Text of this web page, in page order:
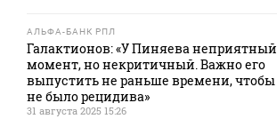
АЛЬФА-БАНК РПЛ
Галактионов: «У Пиняева неприятный
момент, но некритичный. Важно его
выпустить не раньше времени, чтобы
не было рецидива»
31 августа 2025 15:26